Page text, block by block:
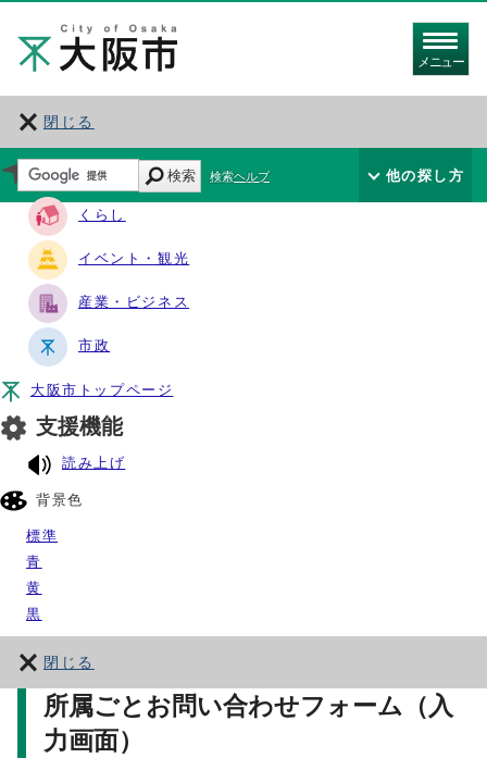
メニュー
閉じる
サイト・ナビ
くらし
イベント・観光
産業・ビジネス
市政
大阪市トップページ
支援機能
読み上げ
背景色
標準
青
黄
黒
閉じる
検索 検索ヘルプ 他の探し方
所属ごとお問い合わせフォーム（入
力画面）